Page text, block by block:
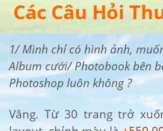
Các Câu Hỏi
1/ Mình chỉ có hình ảnh,
Album cưới/ Photobook bên
Photoshop luôn không ?
Vâng. Từ 30 trang trở